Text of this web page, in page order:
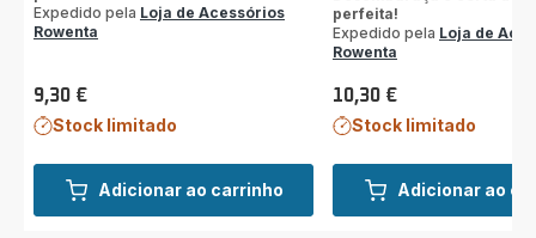
Adicionar ao carrinho
Expedido pela Loja de Acessórios
Rowenta
Preço
9,30 €
Stock limitado
Adicionar ao
perfeita!
Expedido pela Loja de
Rowenta
Preço
10,30 €
Stock limitado